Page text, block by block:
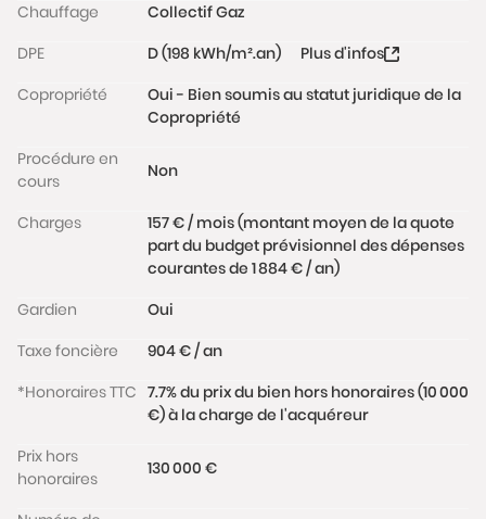
Chauffage
Collectif Gaz
DPE
D (198 kWh/m².an)
Plus d'infos
Copropriété
Oui - Bien soumis au statut juridique de la
Copropriété
Procédure en
cours
Non
Charges
157 € / mois (montant moyen de la quote
part du budget prévisionnel des dépenses
courantes de 1 884 € / an)
Gardien
Oui
Taxe foncière
904 € / an
*Honoraires TTC 7.7% du prix du bien hors honoraires (10 000
€) à la charge de l'acquéreur
Prix hors
honoraires
130 000 €